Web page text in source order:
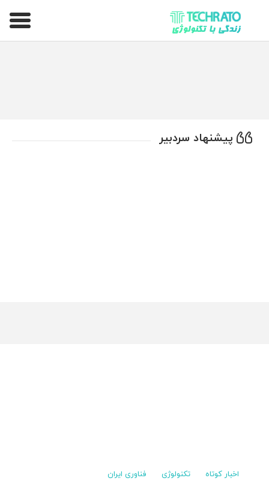
تکراتو – زندگی با تکنولوژی
پیشنهاد سردبیر
اخبار کوتاه تکنولوژی فناوری ایران